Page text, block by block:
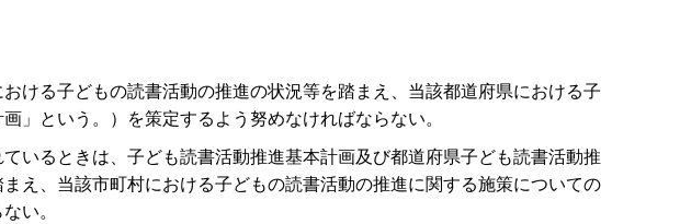
ける子どもの読書活動の推進の状況等を踏まえ、当該都道府県における子
」という。）を策定するよう努めなければならない。
いるときは、子ども読書活動推進基本計画及び都道府県子ども読書活動推
え、当該市町村における子どもの読書活動の推進に関する施策についての
い。